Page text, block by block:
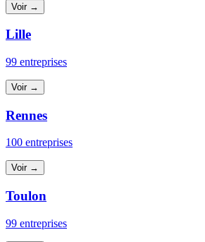
Voir →
Lille
99 entreprises
Voir →
Rennes
100 entreprises
Voir →
Toulon
99 entreprises